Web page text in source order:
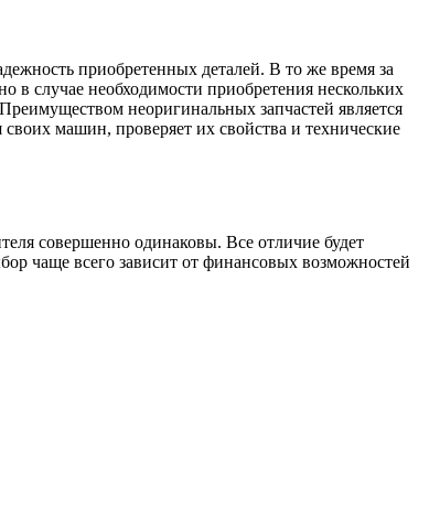
приобретенных деталей. В то же время за
в случае необходимости приобретения нескольких
неоригинальных запчастей является
машин, проверяет их свойства и технические
совершенно одинаковы. Все отличие будет
чаще всего зависит от финансовых возможностей